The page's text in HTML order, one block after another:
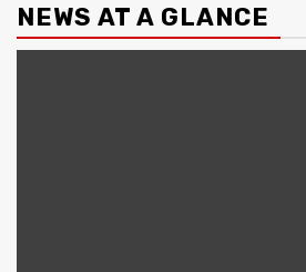
NEWS AT A GLANCE